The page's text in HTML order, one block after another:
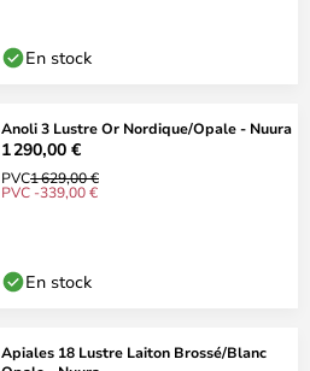
En stock
Anoli 3 Lustre Or Nordique/Opale - Nuura
1 290,00 €
PVC1 629,00 €
PVC -339,00 €
En stock
Apiales 18 Lustre Laiton Brossé/Blanc